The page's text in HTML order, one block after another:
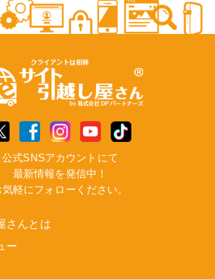
公式SNSアカウントにて
最新情報を発信中！
気軽にフォローください。
さんとは
ー